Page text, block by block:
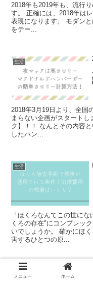
2018年も2019年も、流行
す。 正確には、2018年は
表現になります。 モダン
をテー...
生活
2018年3月19日より、全国
まらない企画がスタート
ク】！！ なんとその内容
したハン...
生活
「ほくろなんてこの世に
くろの存在"にコンプレッ
いでしょうか。 確かにほ
害するひとつの原...
生活
メニュー ホーム